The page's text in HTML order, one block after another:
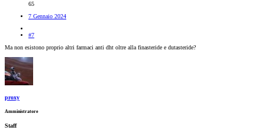
65
7 Gennaio 2024
#7
Ma non esistono proprio altri farmaci anti dht oltre alla finasteride e dutasteride?
proxy
Amministratore
Staff